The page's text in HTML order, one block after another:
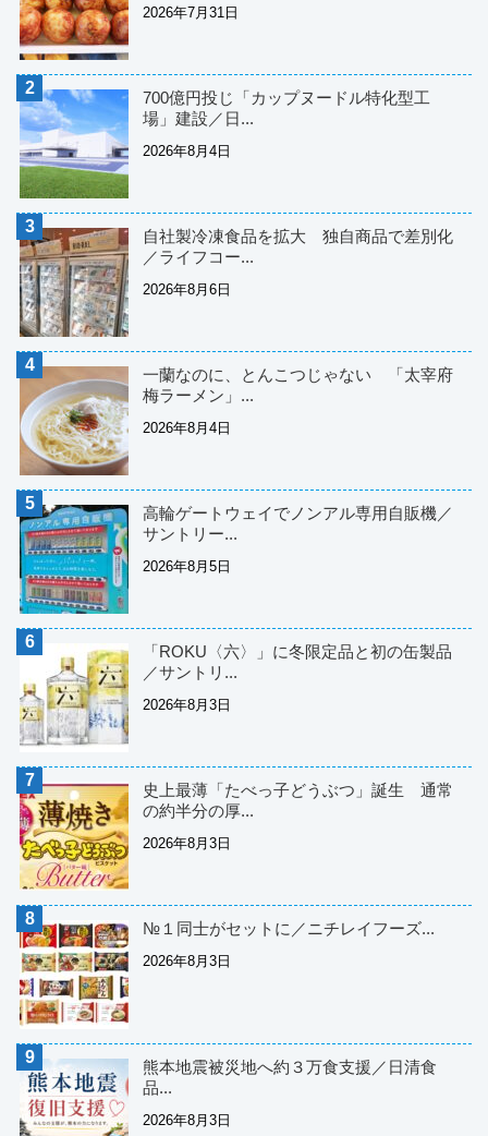
2026年7月31日
700億円投じ「カップヌードル特化型工
場」建設／日...
2026年8月4日
自社製冷凍食品を拡大 独自商品で差別化
／ライフコー...
2026年8月6日
一蘭なのに、とんこつじゃない 「太宰府
梅ラーメン」...
2026年8月4日
高輪ゲートウェイでノンアル専用自販機／
サントリー...
2026年8月5日
「ROKU〈六〉」に冬限定品と初の缶製品
／サントリ...
2026年8月3日
史上最薄「たべっ子どうぶつ」誕生 通常
の約半分の厚...
2026年8月3日
№１同士がセットに／ニチレイフーズ...
2026年8月3日
熊本地震被災地へ約３万食支援／日清食
品...
2026年8月3日